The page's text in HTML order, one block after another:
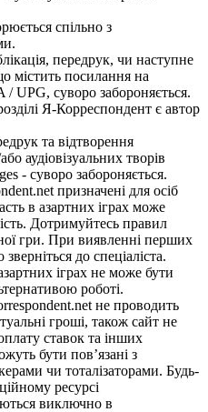
спільно з
передрук, чи наступне
містить посилання на
/ UPG, суворо забороняється.
Я-Корреспондент є автор
та відтворення
аудіовізуальних творів
- суворо забороняється.
призначені для осіб
в азартних іграх може
Дотримуйтесь правил
гри. При виявленні перших
до спеціаліста.
іграх не може бути
роботі.
не проводить
гроші, також сайт не
ставок та інших
бути пов’язані з
чи тоталізаторами. Будь-
ресурсі
виключно в